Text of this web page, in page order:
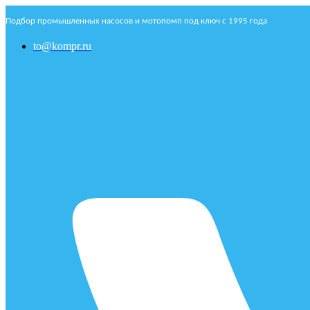
Подбор промышленных насосов и мотопомп под ключ с 1995 года
to@kompr.ru